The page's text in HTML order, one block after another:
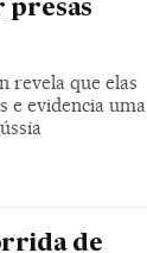
presas
revela que elas
e evidencia uma
de